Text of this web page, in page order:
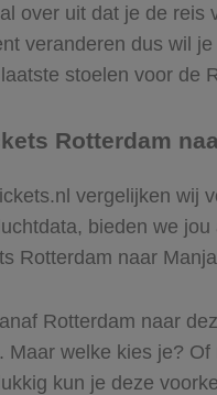
over uit dat je de reis
veranderen dus wil
stoelen voor de
Rotterdam
vergelijken wij
bieden we
Rotterdam naar
Rotterdam naar
Maar welke kies je?
kun je deze